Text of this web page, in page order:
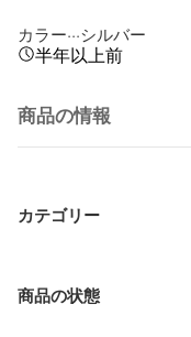
カラー···シルバー
半年以上前
商品の情報
カテゴリー
商品の状態